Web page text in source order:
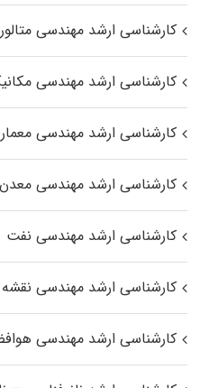
کارشناسی ارشد مهندسی
کارشناسی ارشد مهندسی
کارشناسی ارشد مهندسی
کارشناسی ارشد مهندسی معدن
کارشناسی ارشد مهندسی نفت
کارشناسی ارشد مهندسی نقشه
کارشناسی ارشد مهندسی